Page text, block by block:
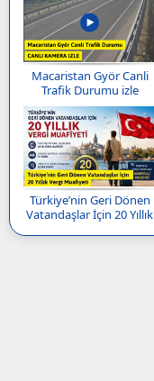
Macaristan Györ Canli
Trafik Durumu izle
Türkiye’nin Geri Dönen
Vatandaşlar İçin 20 Yıllık